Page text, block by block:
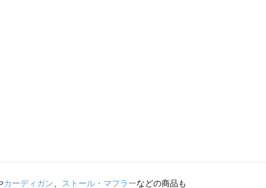
カーディガン、 ストール・マフラーなどの商品も